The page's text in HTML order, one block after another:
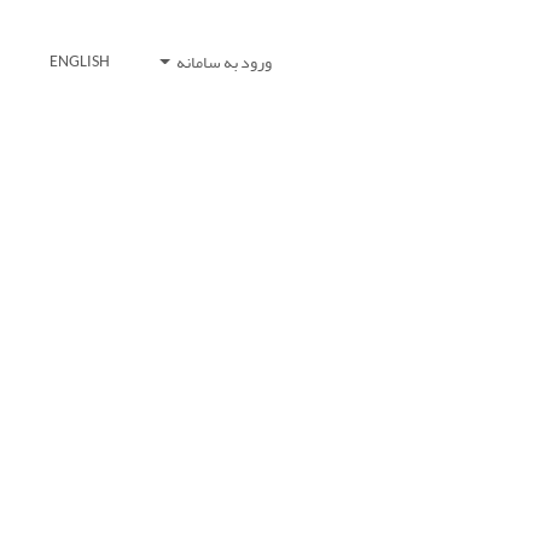
ورود به سامانه ENGLISH